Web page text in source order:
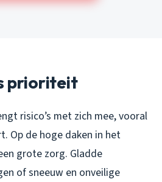
prioriteit
risico’s met zich mee, vooral
Op de hoge daken in het
grote zorg. Gladde
of sneeuw en onveilige